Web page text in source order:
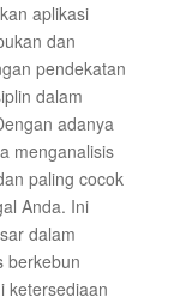
aplikasi
dan
pendekatan
dalam
adanya
menganalisis
paling cocok
Anda. Ini
dalam
berkebun
ketersediaan